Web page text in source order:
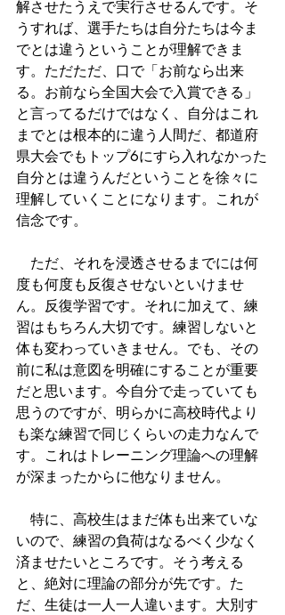
解させたうえで実行させるんです。そ
うすれば、選手たちは自分たちは今ま
でとは違うということが理解できま
す。ただただ、口で「お前なら出来
る。お前なら全国大会で入賞できる」
と言ってるだけではなく、自分はこれ
までとは根本的に違う人間だ、都道府
県大会でもトップ6にすら入れなかった
自分とは違うんだということを徐々に
理解していくことになります。これが
信念です。
ただ、それを浸透させるまでには何
度も何度も反復させないといけませ
ん。反復学習です。それに加えて、練
習はもちろん大切です。練習しないと
体も変わっていきません。でも、その
前に私は意図を明確にすることが重要
だと思います。今自分で走っていても
思うのですが、明らかに高校時代より
も楽な練習で同じくらいの走力なんで
す。これはトレーニング理論への理解
が深まったからに他なりません。
特に、高校生はまだ体も出来ていな
いので、練習の負荷はなるべく少なく
済ませたいところです。そう考える
と、絶対に理論の部分が先です。た
だ、生徒は一人一人違います。大別す